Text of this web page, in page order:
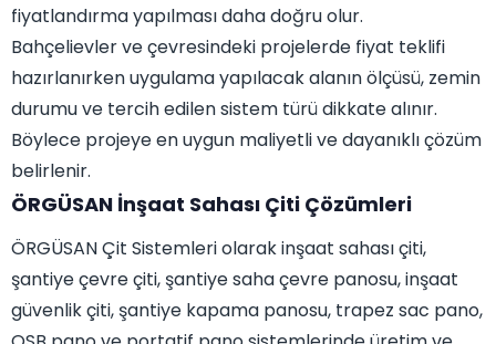
fiyatlandırma yapılması daha doğru olur.
Bahçelievler ve çevresindeki projelerde fiyat teklifi
hazırlanırken uygulama yapılacak alanın ölçüsü, zemin
durumu ve tercih edilen sistem türü dikkate alınır.
Böylece projeye en uygun maliyetli ve dayanıklı çözüm
belirlenir.
ÖRGÜSAN İnşaat Sahası Çiti Çözümleri
ÖRGÜSAN Çit Sistemleri olarak inşaat sahası çiti,
şantiye çevre çiti, şantiye saha çevre panosu, inşaat
güvenlik çiti, şantiye kapama panosu, trapez sac pano,